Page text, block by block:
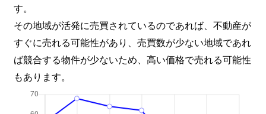
す。
その地域が活発に売買されているのであれば、不動産が
すぐに売れる可能性があり、売買数が少ない地域であれ
ば競合する物件が少ないため、高い価格で売れる可能性
もあります。